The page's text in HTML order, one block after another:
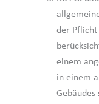
der
einem
in einem